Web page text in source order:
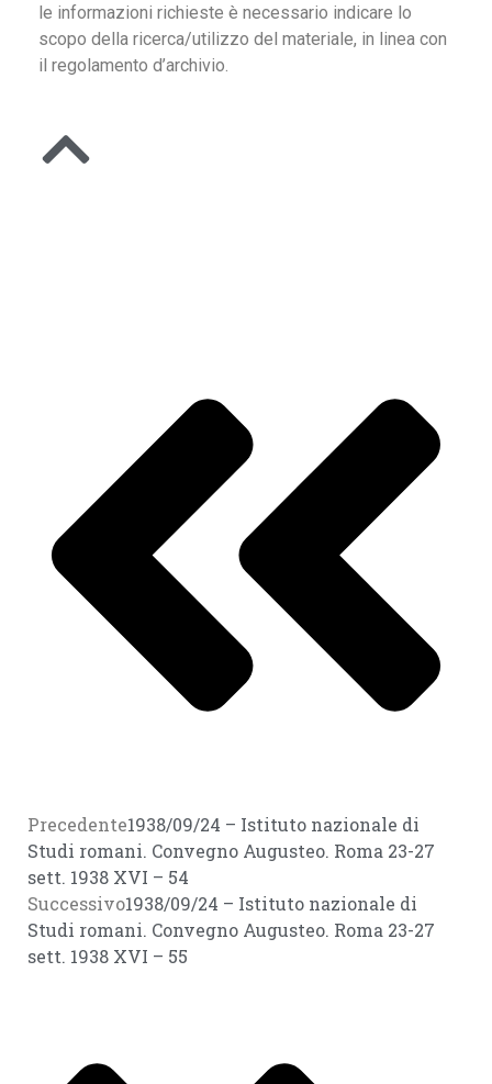
le informazioni richieste è necessario indicare lo
scopo della ricerca/utilizzo del materiale, in linea con
il regolamento d’archivio.
Precedente1938/09/24 – Istituto nazionale di
Studi romani. Convegno Augusteo. Roma 23-27
sett. 1938 XVI – 54
Successivo1938/09/24 – Istituto nazionale di
Studi romani. Convegno Augusteo. Roma 23-27
sett. 1938 XVI – 55